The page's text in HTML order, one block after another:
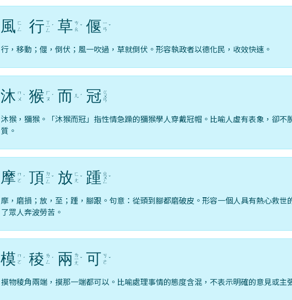
風 ㄈ
ㄥ
行 ㄒ
ㄧ
ㄥ
ˊ 草 ㄘ
ㄠ ˇ 偃 ㄧ
ㄢ ˇ
行，移動；偃，倒伏；風一吹過，草就倒伏。形容執政者以德化民，收效快速。
沐 ㄇ
ㄨ ˋ 猴 ㄏ
ㄡ ˊ 而 ㄦ ˊ 冠 ㄍ
ㄨ
ㄢ
沐猴，獼猴。「沐猴而冠」指性情急躁的獼猴學人穿戴冠帽。比喻人虛有表象，卻不
質。
摩 ㄇ
ㄛ ˊ 頂 ㄉ
ㄧ
ㄥ
ˇ 放 ㄈ
ㄤ ˇ 踵 ㄓ
ㄨ
ㄥ
ˇ
摩，磨損；放，至；踵，腳跟。句意：從頭到腳都磨破皮。形容一個人具有熱心救世
了眾人奔波勞苦。
模 ㄇ
ㄛ ˊ 稜 ㄌ
ㄥ
ˊ 兩 ㄌ
ㄧ
ㄤ
ˇ 可 ㄎ
ㄜ ˇ
摸物稜角兩端，摸那一端都可以。比喻處理事情的態度含混，不表示明確的意見或主